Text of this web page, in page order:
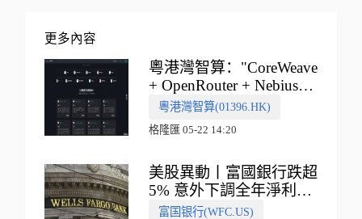
更多內容
粵港灣智算："CoreWeave
+ OpenRouter + Nebius"
多向融合的中國智算新範
式
粵港灣智算(01396.HK)
格隆匯 05-22 14:20
美股異動丨富國銀行跌超
5% 意外下調全年淨利息
收入指引
富国银行(WFC.US)